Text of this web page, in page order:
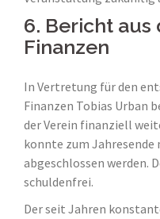
6. Bericht aus
Finanzen
In Vertretung für den
Finanzen Tobias Urban
der Verein finanziell
konnte zum
abgeschlossen werden.
schuldenfrei.
Der seit Jahren